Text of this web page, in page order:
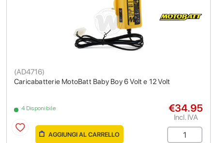
Caricabatterie MotoBatt Baby Boy 6 Volt e 12 Volt
(AD4716)
4 Disponibile €34.95
Incl. IVA
AGGIUNGI AL CARRELLO